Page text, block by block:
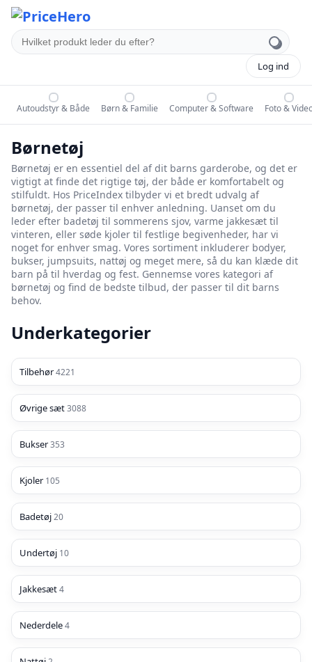
Log ind
Autoudstyr & Både Børn & Familie Computer & Software Foto &
Børnetøj
Børnetøj er en essentiel del af dit barns garderobe, og det er
vigtigt at finde det rigtige tøj, der både er komfortabelt og
stilfuldt. Hos PriceIndex tilbyder vi et bredt udvalg af
børnetøj, der passer til enhver anledning. Uanset om du
leder efter badetøj til sommerens sjov, varme jakkesæt til
vinteren, eller søde kjoler til festlige begivenheder, har vi
noget for enhver smag. Vores sortiment inkluderer bodyer,
bukser, jumpsuits, nattøj og meget mere, så du kan klæde dit
barn på til hverdag og fest. Gennemse vores kategori af
børnetøj og find de bedste tilbud, der passer til dit barns
behov.
Underkategorier
Tilbehør4221
Øvrige sæt3088
Bukser353
Kjoler105
Badetøj20
Undertøj 10
Jakkesæt4
Nederdele4